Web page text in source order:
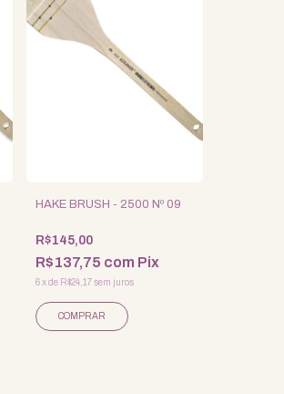
HAKE BRUSH - 2500 Nº 09
R$145,00
R$137,75 com Pix
6 xde R$24,17 sem juros